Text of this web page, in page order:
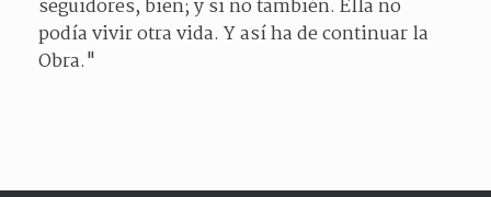
seguidores, bien; y si no también. Ella no
podía vivir otra vida. Y así ha de continuar la
Obra."